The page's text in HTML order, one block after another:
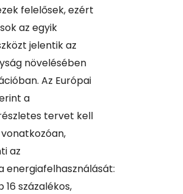
felelősek, ezért
az egyik
jelentik az
növelésében
Az Európai
a
tervet kell
az
energiafelhasználását:
százalékos,